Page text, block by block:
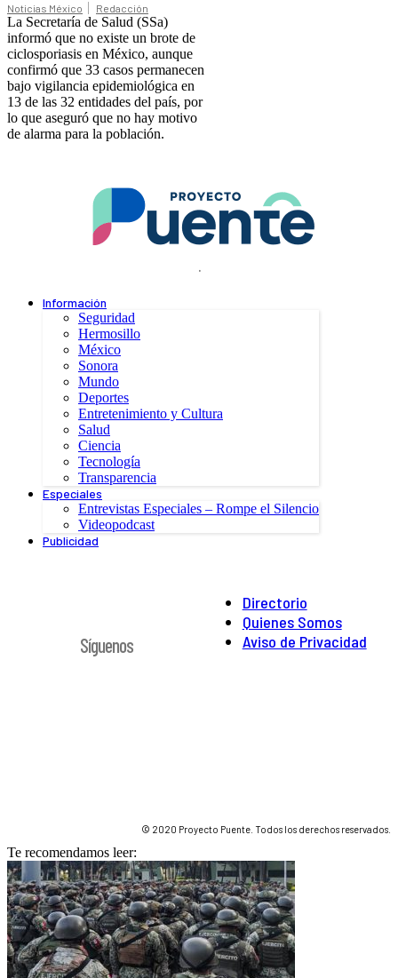
Noticias México Redacción
La Secretaría de Salud (SSa)
informó que no existe un brote de
ciclosporiasis en México, aunque
confirmó que 33 casos permanecen
bajo vigilancia epidemiológica en
13 de las 32 entidades del país, por
lo que aseguró que no hay motivo
de alarma para la población.
.
Información
Seguridad
Hermosillo
México
Sonora
Mundo
Deportes
Entretenimiento y Cultura
Salud
Ciencia
Tecnología
Transparencia
Especiales
Entrevistas Especiales – Rompe el Silencio
Videopodcast
Publicidad
Directorio
Quienes Somos
Aviso de Privacidad
Síguenos
© 2020 Proyecto Puente. Todos los derechos reservados.
Te recomendamos leer: